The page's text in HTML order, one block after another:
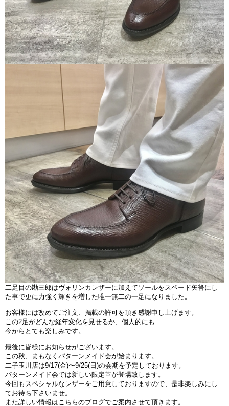
二足目の勘三郎はヴォリンカレザーに加えてソールをスペード矢筈にし
た事で更に力強く輝きを増した唯一無二の一足になりました。
お客様には改めてご注文、掲載の許可を頂き感謝申し上げます。
この2足がどんな経年変化を見せるか、個人的にも
今からとても楽しみです。
最後に皆様にお知らせがございます。
この秋、まもなくパターンメイド会が始まります。
二子玉川店は9/17(金)〜9/25(日)の会期を予定しております。
パターンメイド会では新しい限定革が登場致します。
今回もスペシャルなレザーをご用意しておりますので、是非楽しみにし
てお待ち下さいませ。
また詳しい情報はこちらのブログでご案内させて頂きます。